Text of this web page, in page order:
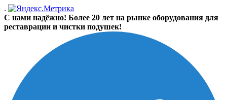
.
С нами надёжно! Более 20 лет на рынке оборудования для
реставрации и чистки подушек!